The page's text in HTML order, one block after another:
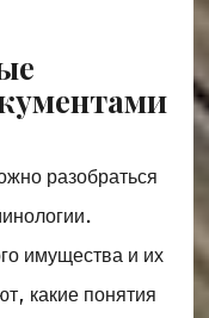
разобраться
имущества и их
какие понятия